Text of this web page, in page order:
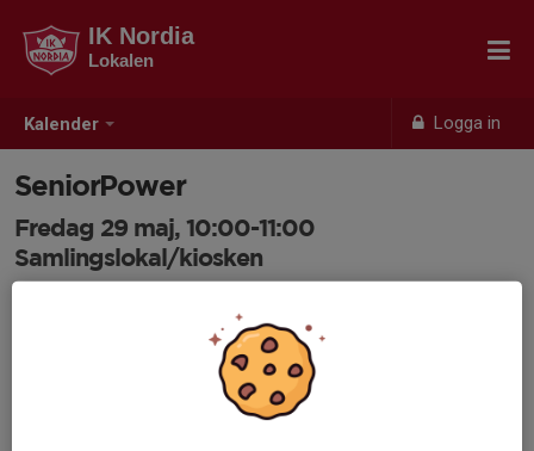
Kalender Logga in
IK Nordia
Lokalen
SeniorPower
Fredag 29 maj, 10:00-11:00
Samlingslokal/kiosken